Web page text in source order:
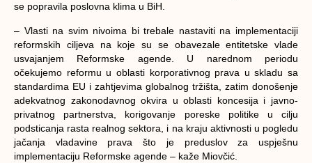
se popravila poslovna klima u BiH.
– Vlasti na svim nivoima bi trebale nastaviti na implementaciji
reformskih ciljeva na koje su se obavezale entitetske vlade
usvajanjem Reformske agende. U narednom periodu
očekujemo reformu u oblasti korporativnog prava u skladu sa
standardima EU i zahtjevima globalnog tržišta, zatim donošenje
adekvatnog zakonodavnog okvira u oblasti koncesija i javno-
privatnog partnerstva, korigovanje poreske politike u cilju
podsticanja rasta realnog sektora, i na kraju aktivnosti u pogledu
jačanja vladavine prava što je preduslov za uspješnu
implementaciju Reformske agende – kaže Miovčić.